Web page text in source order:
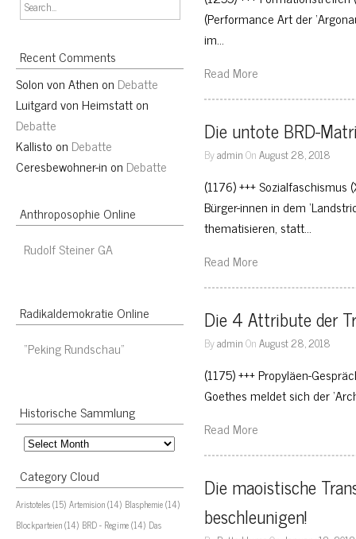
Recent Comments
Solon von Athen on Debatte
Luitgard von Heimstatton
Debatte
Kallisto on Debatte
Ceresbewohner-in on Debatte
Anthroposophie Online
Rudolf Steiner GA
Radikaldemokratie Online
“Peking Rundschau”
Historische Sammlung
Historische
Sammlung
Category Cloud
Aristoteles(15) Artemision(14) Blasphemie(14)
Blockparteien(14) BRD - Regime(14) Das
(Performance Art der
im…
Read More
Die untote BRD-
ByadminOnAugust 28, 2018
(1176) +++
Bürger-innen in dem
thematisieren, statt…
Read More
Die 4 Attribute der
ByadminOnAugust 28, 2018
(1175) +++ Propyläen-
Goethes meldet sich der
Read More
Die maoistische
beschleunigen!